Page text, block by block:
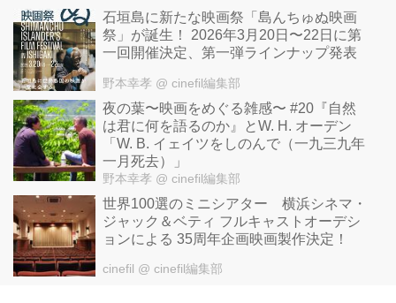
石垣島に新たな映画祭「島んちゅぬ映画
祭」が誕生！ 2026年3月20日〜22日に第
一回開催決定、第一弾ラインナップ発表
野本幸孝 @ cinefil編集部
夜の葉〜映画をめぐる雑感〜 #20『自然
は君に何を語るのか』とW. H. オーデン
「W. B. イェイツをしのんで（一九三九年
一月死去）」
野本幸孝 @ cinefil編集部
世界100選のミニシアター 横浜シネマ・
ジャック＆ベティ フルキャストオーデシ
ョンによる 35周年企画映画製作決定！
cinefil @ cinefil編集部